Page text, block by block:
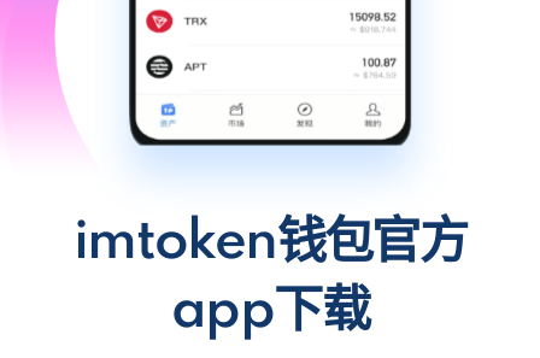
imtoken钱包官方
app下载